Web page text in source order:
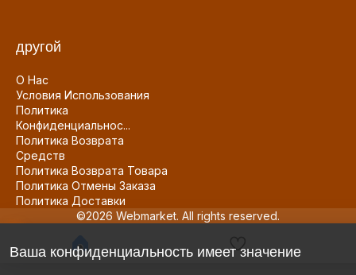
другой
О Нас
Условия Использования
Политика
Конфиденциальнос...
Политика Возврата
Средств
Политика Возврата Товара
Политика Отмены Заказа
Политика Доставки
©2026 Webmarket. All rights reserved.
Ваша конфиденциальность имеет значение